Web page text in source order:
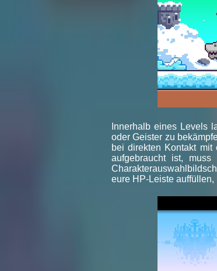
Innerhalb eines Levels
oder Geister zu
bei direkten Kontakt
aufgebraucht ist,
eure HP-Leiste